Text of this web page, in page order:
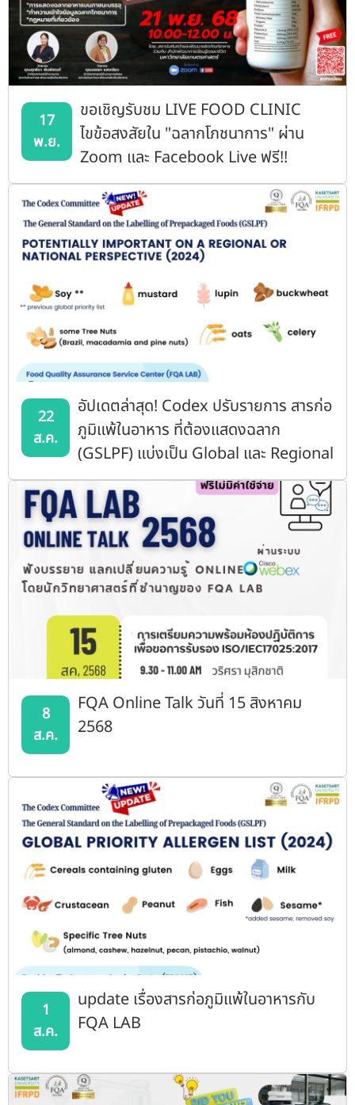
17
พ.ย.
ขอเชิญรับชม LIVE FOOD CLINIC
ไขข้อสงสัยใน "ฉลากโภชนาการ" ผ่าน
Zoom และ Facebook Live ฟรี!!
22
ส.ค.
อัปเดตล่าสุด! Codex ปรับรายการ สารก่อ
ภูมิแพ้ในอาหาร ที่ต้องแสดงฉลาก
(GSLPF) แบ่งเป็น Global และ Regional
Priority List
8
ส.ค.
FQA Online Talk วันที่ 15 สิงหาคม
2568
1
ส.ค.
update เรื่องสารก่อภูมิแพ้ในอาหารกับ
FQA LAB